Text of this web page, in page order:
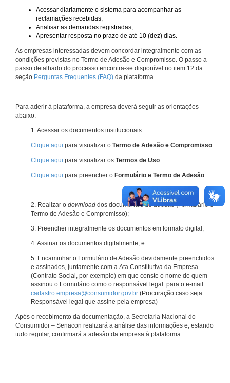
Acessar diariamente o sistema para acompanhar as
reclamações recebidas;
Analisar as demandas registradas;
Apresentar resposta no prazo de até 10 (dez) dias.
As empresas interessadas devem concordar integralmente com as
condições previstas no Termo de Adesão e Compromisso. O passo a
passo detalhado do processo encontra-se disponível no item 12 da
seção Perguntas Frequentes (FAQ) da plataforma.
Para aderir à plataforma, a empresa deverá seguir as orientações
abaixo:
1. Acessar os documentos institucionais:
Clique aqui para visualizar o Termo de Adesão e Compromisso.
Clique aqui para visualizar os Termos de Uso.
Clique aqui para preencher o Formulário e Termo de Adesão
2. Realizar o download dos documentos de adesão (Formulário e
Termo de Adesão e Compromisso);
3. Preencher integralmente os documentos em formato digital;
4. Assinar os documentos digitalmente; e
5. Encaminhar o Formulário de Adesão devidamente preenchidos
e assinados, juntamente com a Ata Constitutiva da Empresa
(Contrato Social, por exemplo) em que conste o nome de quem
assinou o Formulário como o responsável legal. para o e-mail:
cadastro.empresa@consumidor.gov.br (Procuração caso seja
Responsável legal que assine pela empresa)
Após o recebimento da documentação, a Secretaria Nacional do
Consumidor – Senacon realizará a análise das informações e, estando
tudo regular, confirmará a adesão da empresa à plataforma.